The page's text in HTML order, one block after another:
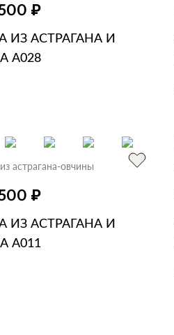
₽
ИЗ АСТРАГАНА И
А028
астрагана-овчины
₽
ИЗ АСТРАГАНА И
А011